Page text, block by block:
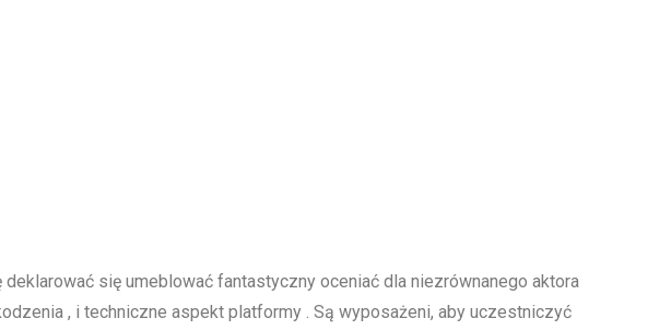
się umeblować fantastyczny oceniać dla niezrównanego aktora
, i techniczne aspekt platformy . Są wyposażeni, aby uczestniczyć